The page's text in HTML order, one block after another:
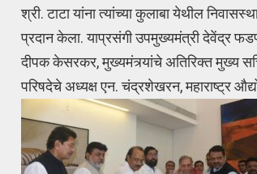
श्री. टाटा यांना त्यांच्या कुलाबा येथील
प्रदान केला. याप्रसंगी उपमुख्यमंत्री देवेंद्र
दीपक केसरकर, मुख्यमंत्र्यांचे अतिरिक्त मुख्य
परिषदेचे अध्यक्ष एन. चंद्रशेखरन, महाराष्ट्र